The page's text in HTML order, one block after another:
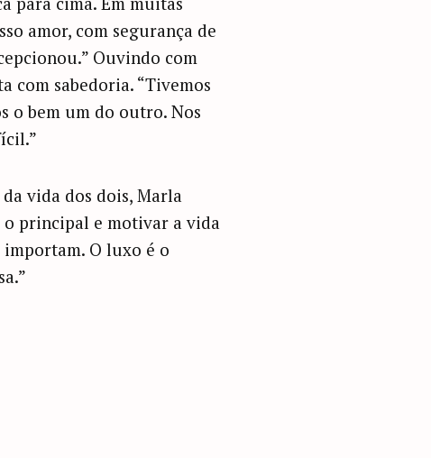
amor, com segurança de
Ouvindo com
com sabedoria. “Tivemos
o bem um do outro. Nos
vida dos dois, Marla
o principal e motivar a vida
importam. O luxo é o